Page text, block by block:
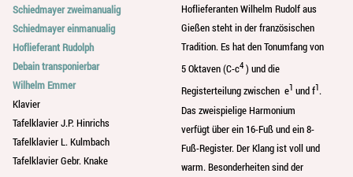
Schiedmayer zweimanualig
Schiedmayer einmanualig
Hoflieferant Rudolph
Debain transponierbar
Wilhelm Emmer
Klavier
Tafelklavier J.P. Hinrichs
Tafelklavier L. Kulmbach
Tafelklavier Gebr. Knake
Hoflieferanten Wilhelm Rudolf aus
Gießen steht in der französischen
Tradition. Es hat den Tonumfang von
5 Oktaven (C-c4) und die
Registerteilung zwischen e1 und f1.
Das zweispielige Harmonium
verfügt über ein 16-Fuß und ein 8-
Fuß-Register. Der Klang ist voll und
warm. Besonderheiten sind der